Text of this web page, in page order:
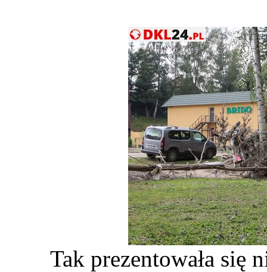
Tak prezentowała się